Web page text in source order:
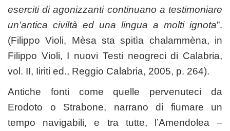
eserciti di agonizzanti continuano a testimoniare
un’antica civiltà ed una lingua a molti ignota”.
(Filippo Violi, Mèsa sta spitìa chalammèna, in
Filippo Violi, I nuovi Testi neogreci di Calabria,
vol. II, Iiriti ed., Reggio Calabria, 2005, p. 264).
Antiche fonti come quelle pervenuteci da
Erodoto o Strabone, narrano di fiumare un
tempo navigabili, e tra tutte, l’Amendolea –